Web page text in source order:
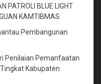
PATROLI BLUE LIGHT
KAMTIBMAS
Pembangunan
Penilaian Pemanfaatan
Kabupaten